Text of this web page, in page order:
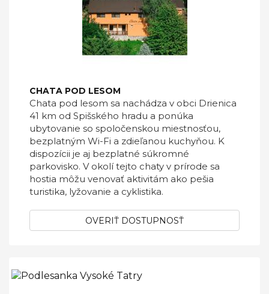
CHATA POD LESOM
Chata pod lesom sa nachádza v obci Drienica
41 km od Spišského hradu a ponúka
ubytovanie so spoločenskou miestnosťou,
bezplatným Wi-Fi a zdieľanou kuchyňou. K
dispozícii je aj bezplatné súkromné
parkovisko. V okolí tejto chaty v prírode sa
hostia môžu venovať aktivitám ako pešia
turistika, lyžovanie a cyklistika.
OVERIŤ DOSTUPNOSŤ